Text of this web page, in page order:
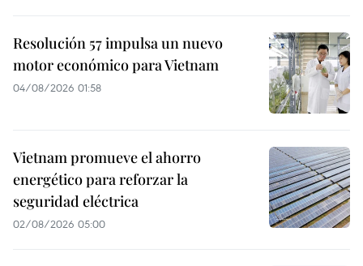
Resolución 57 impulsa un nuevo
motor económico para Vietnam
04/08/2026 01:58
Vietnam promueve el ahorro
energético para reforzar la
seguridad eléctrica
02/08/2026 05:00